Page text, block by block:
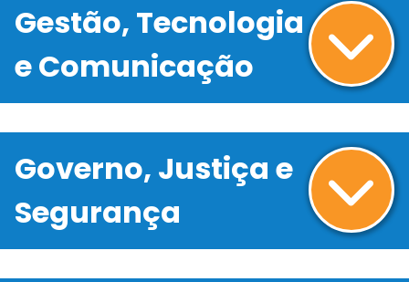
Gestão, Tecnologia
e Comunicação
Governo, Justiça e
Segurança